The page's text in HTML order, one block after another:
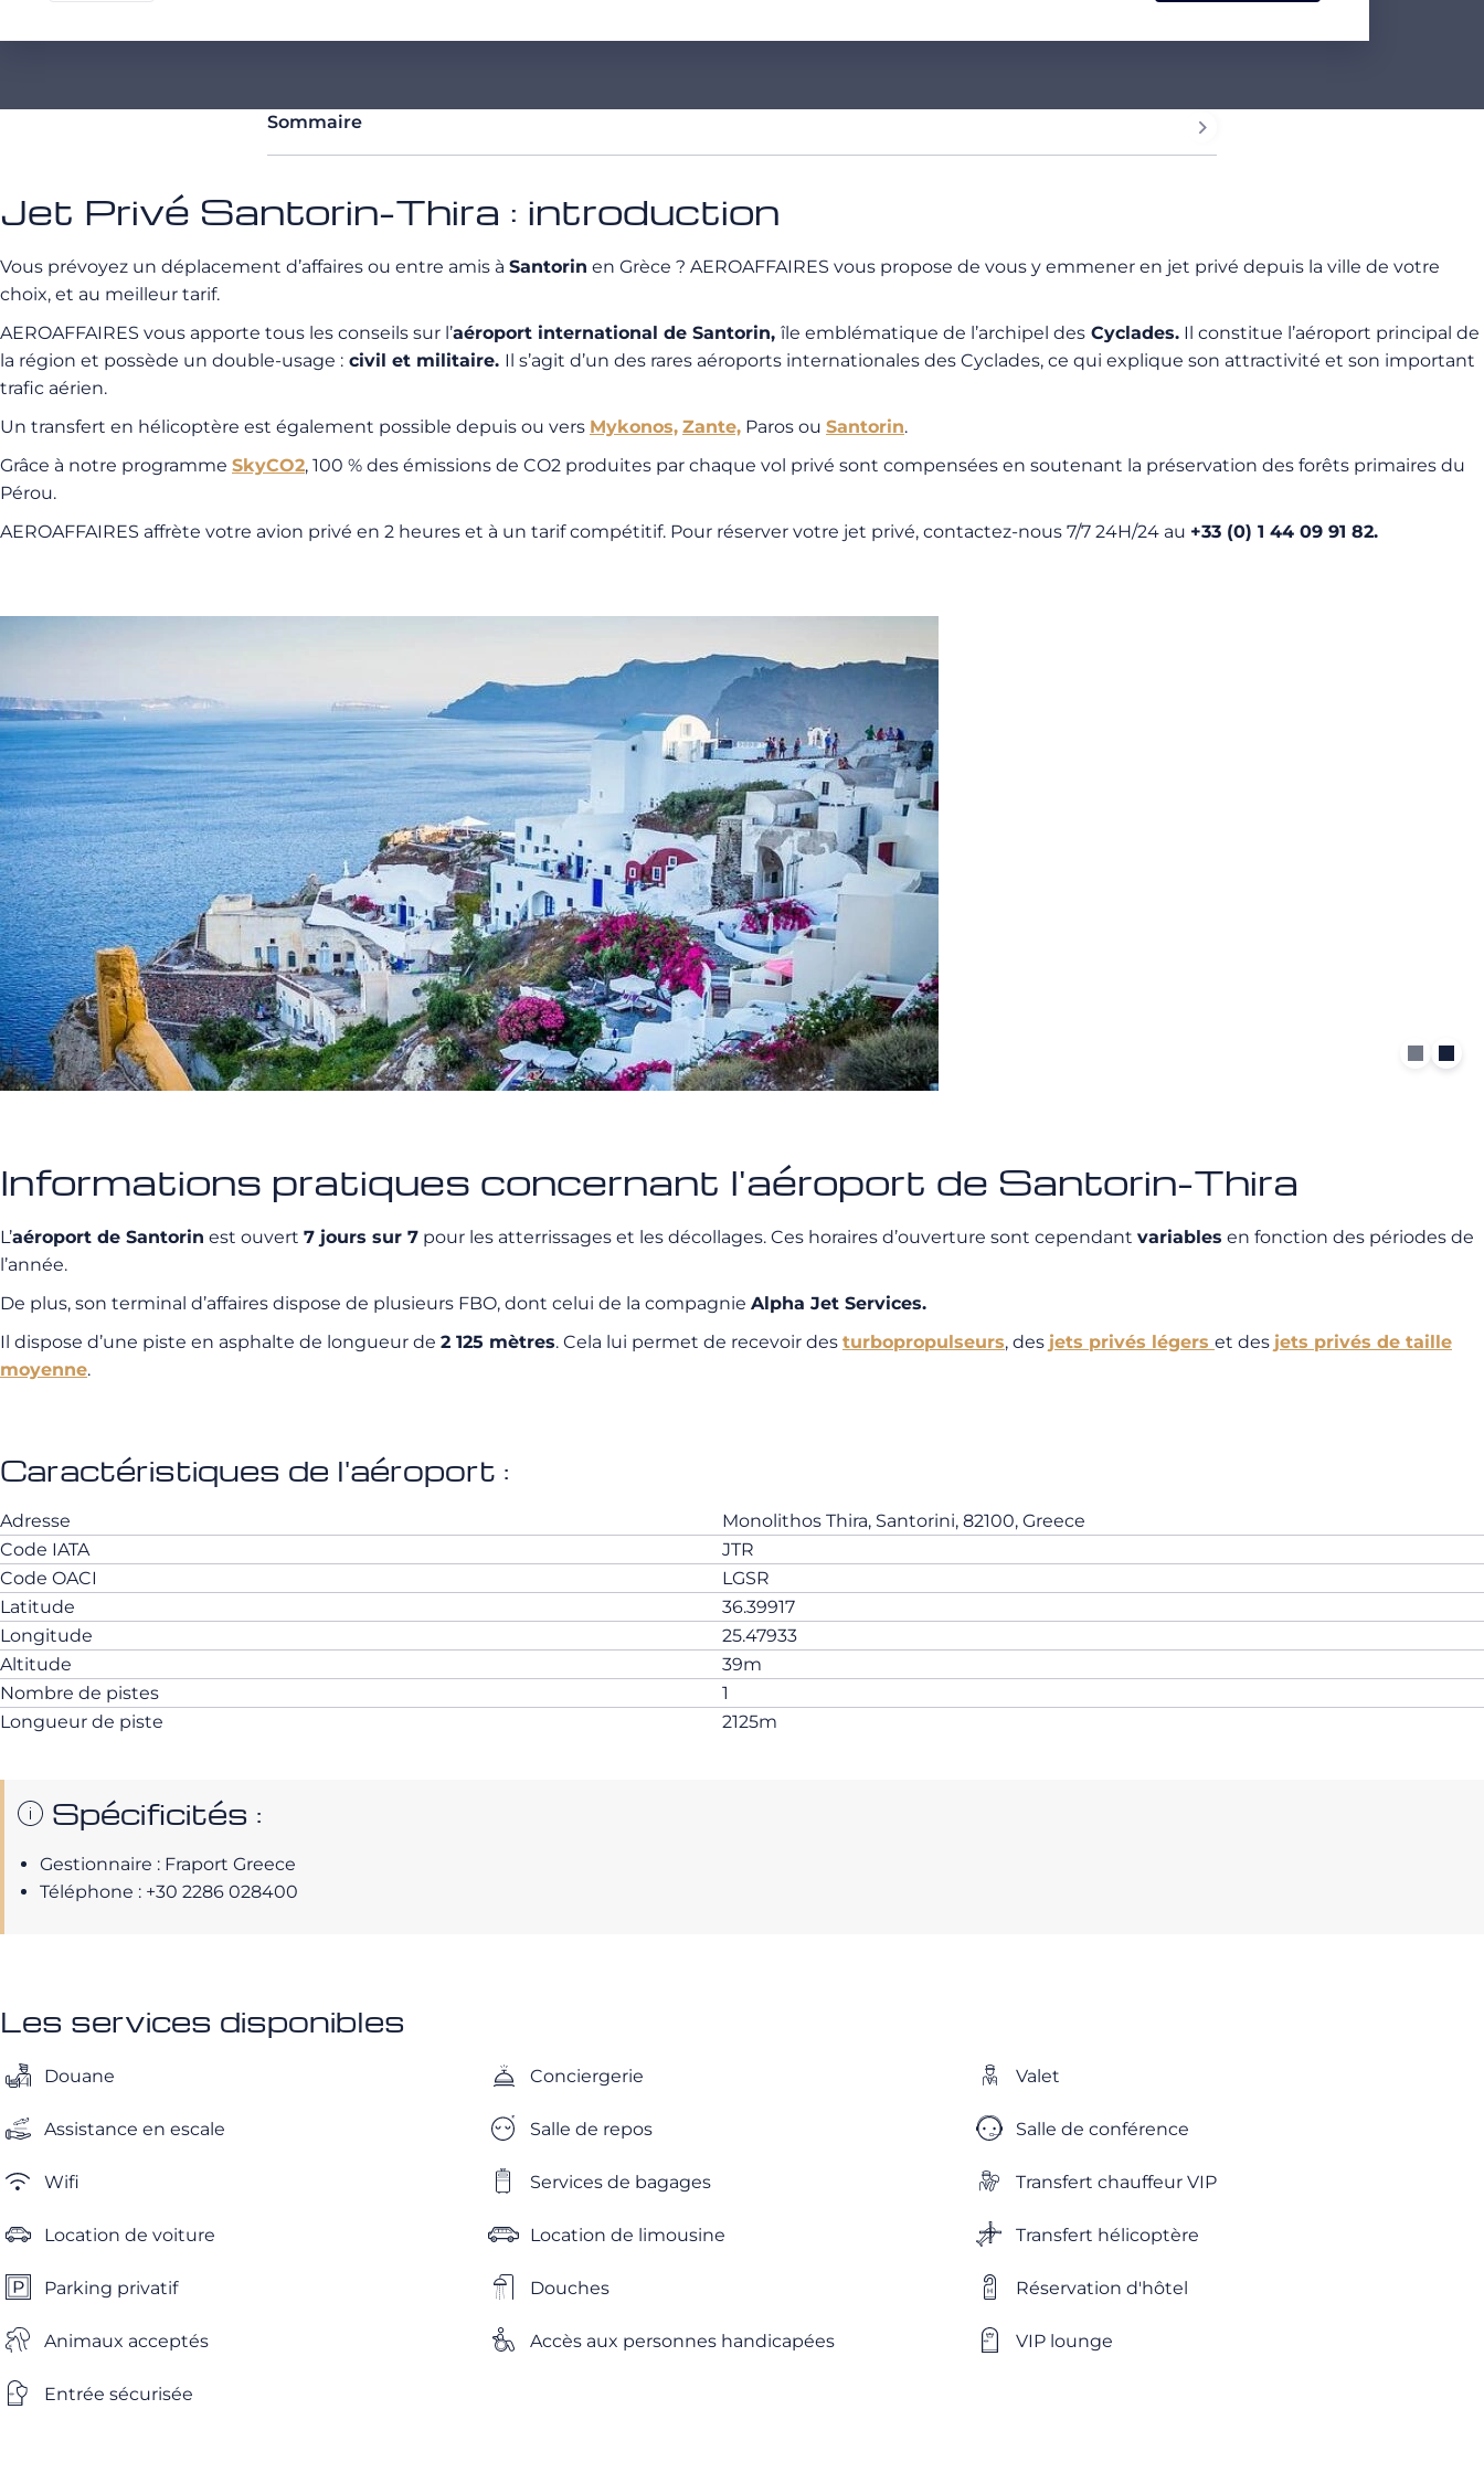
Sommaire
Jet Privé Santorin-Thira : introduction
Vous prévoyez un déplacement d’affaires ou entre amis à Santorin en Grèce ? AEROAFFAIRES vous propose de vous y emmener en jet privé depuis la ville de votre
choix, et au meilleur tarif.
AEROAFFAIRES vous apporte tous les conseils sur l’aéroport international de Santorin, île emblématique de l’archipel des Cyclades. Il constitue l’aéroport principal de
la région et possède un double-usage : civil et militaire. Il s’agit d’un des rares aéroports internationales des Cyclades, ce qui explique son attractivité et son important
trafic aérien.
Un transfert en hélicoptère est également possible depuis ou vers Mykonos, Zante, Paros ou Santorin.
Grâce à notre programme SkyCO2, 100 % des émissions de CO2 produites par chaque vol privé sont compensées en soutenant la préservation des forêts primaires du
Pérou.
AEROAFFAIRES affrète votre avion privé en 2 heures et à un tarif compétitif. Pour réserver votre jet privé, contactez-nous 7/7 24H/24 au +33 (0) 1 44 09 91 82.
Informations pratiques concernant l'aéroport de Santorin-Thira
L’aéroport de Santorin est ouvert 7 jours sur 7 pour les atterrissages et les décollages. Ces horaires d’ouverture sont cependant variables en fonction des périodes de
l’année.
De plus, son terminal d’affaires dispose de plusieurs FBO, dont celui de la compagnie Alpha Jet Services.
Il dispose d’une piste en asphalte de longueur de 2 125 mètres. Cela lui permet de recevoir des turbopropulseurs, des jets privés légers et des jets privés de taille
moyenne.
Caractéristiques de l'aéroport :
Adresse
Monolithos Thira, Santorini, 82100, Greece
Code IATA
JTR
Code OACI
LGSR
Latitude
36.39917
Longitude
25.47933
Altitude
39m
Nombre de pistes
1
Longueur de piste
2125m
Spécificités :
Gestionnaire : Fraport Greece
Téléphone : +30 2286 028400
Les services disponibles
Douane Conciergerie Valet
Assistance en escale Salle de repos Salle de conférence
Wifi Services de bagages Transfert chauffeur VIP
Location de voiture Location de limousine Transfert hélicoptère
Parking privatif Douches Réservation d'hôtel
Animaux acceptés Accès aux personnes handicapées VIP lounge
Entrée sécurisée